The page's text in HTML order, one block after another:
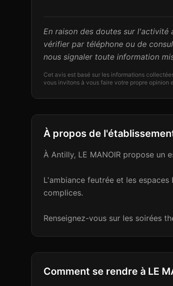
En raison des doutes sur l'activité
vérifier par téléphone ou de
nous signaler toute information
Cet avis est basé sur les informations
vous invitons à vous faire votre propre opinion
À propos de
À Antilly, LE MANOIR propose un
L'ambiance feutrée et les
complices.
Renseignez-vous sur les soirées
Comment se rendre à LE